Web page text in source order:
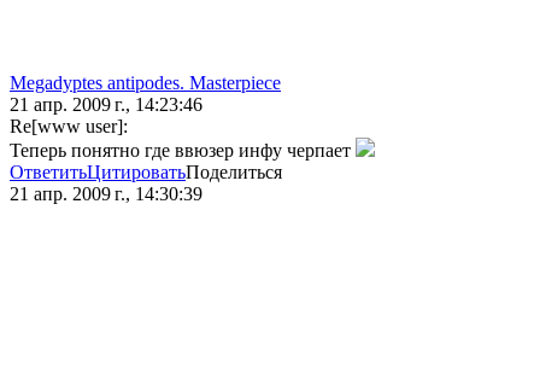
Megadyptes antipodes. Masterpiece
21 апр. 2009 г., 14:23:46
Re[www user]:
Теперь понятно где ввюзер инфу черпает
ОтветитьЦитироватьПоделиться
21 апр. 2009 г., 14:30:39